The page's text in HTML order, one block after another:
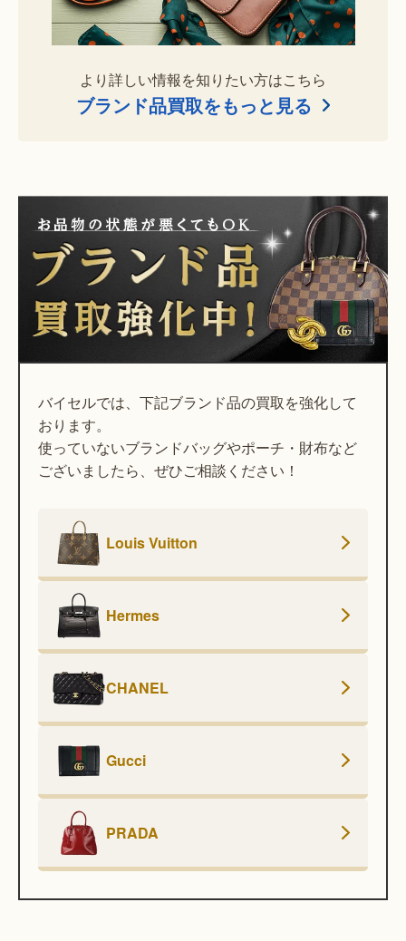
より詳しい情報を知りたい方はこちら
ブランド品買取をもっと見る
バイセルでは、下記ブランド品の買取を強化して
おります。
使っていないブランドバッグやポーチ・財布など
ございましたら、ぜひご相談ください！
Louis Vuitton
Hermes
CHANEL
Gucci
PRADA